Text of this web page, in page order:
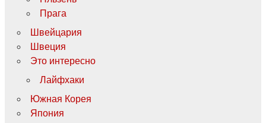
Прага
Швейцария
Швеция
Это интересно
Лайфхаки
Южная Корея
Япония